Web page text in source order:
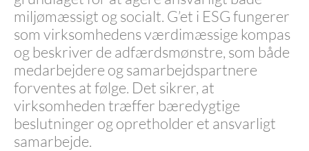
miljømæssigt og socialt. G’et i ESG fungerer
som virksomhedens værdimæssige kompas
og beskriver de adfærdsmønstre, som både
medarbejdere og samarbejdspartnere
forventes at følge. Det sikrer, at
virksomheden træffer bæredygtige
beslutninger og opretholder et ansvarligt
samarbejde.